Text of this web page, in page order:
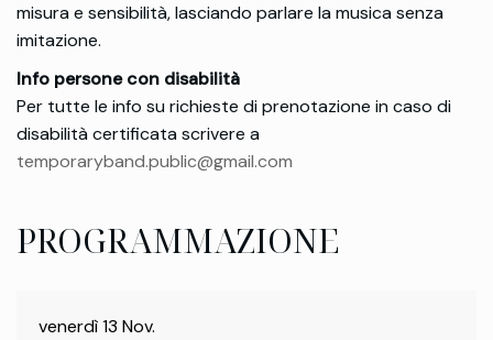
misura e sensibilità, lasciando parlare la musica senza
imitazione.
Info persone con disabilità
Per tutte le info su richieste di prenotazione in caso di
disabilità certificata scrivere a
temporaryband.public@gmail.com
PROGRAMMAZIONE
venerdì 13 Nov.